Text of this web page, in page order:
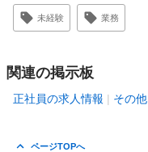
未経験 業務
関連の掲示板
正社員の求人情報 その他
ページTOPへ